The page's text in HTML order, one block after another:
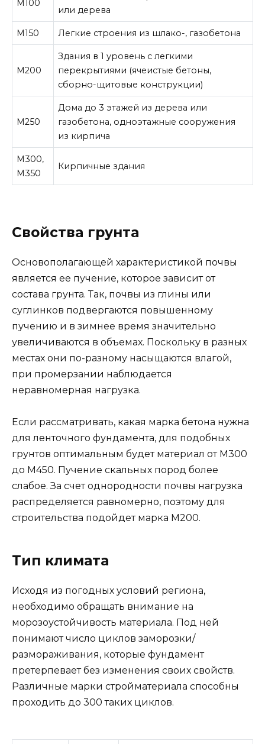
М100
или дерева
М150 Легкие строения из шлако-, газобетона
М200
Здания в 1 уровень с легкими
перекрытиями (ячеистые бетоны,
сборно-щитовые конструкции)
М250
Дома до 3 этажей из дерева или
газобетона, одноэтажные сооружения
из кирпича
М300,
М350
Кирпичные здания
Свойства грунта
Основополагающей характеристикой почвы
является ее пучение, которое зависит от
состава грунта. Так, почвы из глины или
суглинков подвергаются повышенному
пучению и в зимнее время значительно
увеличиваются в объемах. Поскольку в разных
местах они по-разному насыщаются влагой,
при промерзании наблюдается
неравномерная нагрузка.
Если рассматривать, какая марка бетона нужна
для ленточного фундамента, для подобных
грунтов оптимальным будет материал от М300
до М450. Пучение скальных пород более
слабое. За счет однородности почвы нагрузка
распределяется равномерно, поэтому для
строительства подойдет марка М200.
Тип климата
Исходя из погодных условий региона,
необходимо обращать внимание на
морозоустойчивость материала. Под ней
понимают число циклов заморозки/
размораживания, которые фундамент
претерпевает без изменения своих свойств.
Различные марки стройматериала способны
проходить до 300 таких циклов.